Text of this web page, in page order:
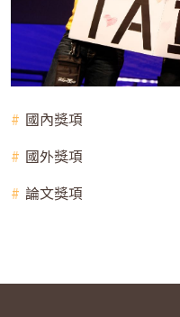
國內獎項
國外獎項
論文獎項